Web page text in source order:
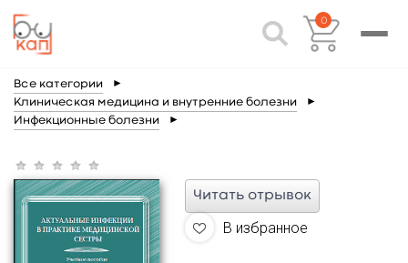
0
Все категории ►
Клиническая медицина и внутренние болезни ►
Инфекционные болезни ►
Читать отрывок
В избранное